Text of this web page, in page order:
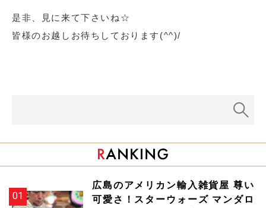
是非、見に来て下さいね☆
皆様のお越しお待ちしております(^^)/
広島のアメリカン輸入雑貨屋 尊い
可愛さ！スターウォーズ マンダロ